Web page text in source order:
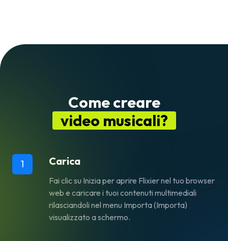
Come creare
video musicali?
1 Carica
Fai clic su Iniziaper aprire Flixier nel tuo browser
web e caricare i tuoi contenuti multimediali
rilasciandoli nel menu Importa(Importa)
visualizzato a schermo.